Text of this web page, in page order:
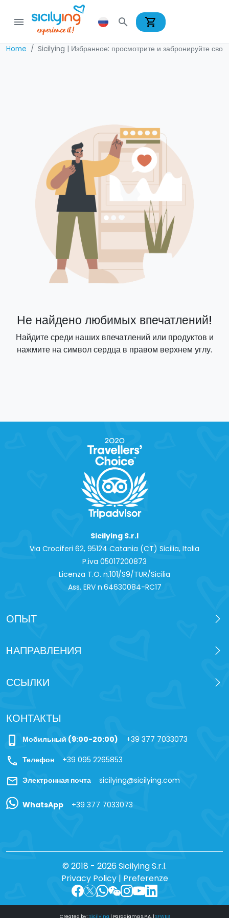
menu search shopping_cart
Home Sicilying | Избранное: просмотрите и забронируйте
Не найдено любимых впечатлений!
Найдите среди наших впечатлений или продуктов и
нажмите на символ сердца в правом верхнем углу.
Sicilying S.r.l
Via Crociferi 62, 95124 Catania (CT) Sicilia, Italia
P.iva 0‍5017200873
Licenza T.O. n.101/S9/TUR/Sicilia
Ass. ERV n.64630084-RC17
ОПЫТ
HАПРАВЛЕНИЯ
ССЫЛКИ
КОНТАКТЫ
phone_iphone Мобильный (9:00-20:00) +39 377 7033073
call Телефон +39 095 2265853
mail Электронная почта sicilying@sicilying.com
WhatsApp +39 377 7033073
© 2018 - 2026 Sicilying S.r.l.
Privacy Policy| Preferenze
Created by :Sicilying Paradigma S.P.A.| SFWEB